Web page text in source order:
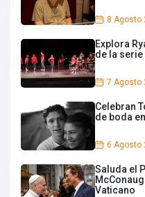
8 Agosto
Explora
de la serie
7 Agosto
Celebran
de boda
6 Agosto
Saluda el
Vaticano